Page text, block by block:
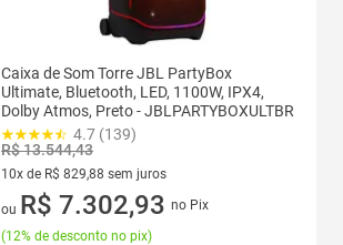
Caixa de Som Torre JBL PartyBox
Ultimate, Bluetooth, LED, 1100W, IPX4,
Dolby Atmos, Preto - JBLPARTYBOXULTBR
4.7 (139)
R$ 13.544,43
10x de R$ 829,88 sem juros
10 vez de R$ 829,88 sem juros
ou R$ 7.302,93 no Pix
(12% de desconto no pix)